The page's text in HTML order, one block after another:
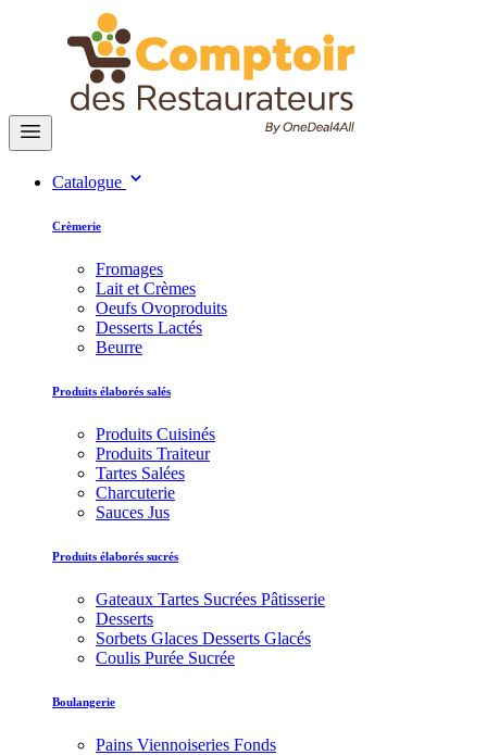
Catalogue
Crèmerie
Fromages
Lait et Crèmes
Oeufs Ovoproduits
Desserts Lactés
Beurre
Produits élaborés salés
Produits Cuisinés
Produits Traiteur
Tartes Salées
Charcuterie
Sauces Jus
Produits élaborés sucrés
Gateaux Tartes Sucrées Pâtisserie
Desserts
Sorbets Glaces Desserts Glacés
Coulis Purée Sucrée
Boulangerie
Pains Viennoiseries Fonds